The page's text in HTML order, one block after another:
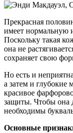
Прекрасная
имеет нормальную
Поскольку такая
она не
сохраняет свою
Но есть и
а затем и
красивое
защиты. Чтобы она
необходимы
Основные